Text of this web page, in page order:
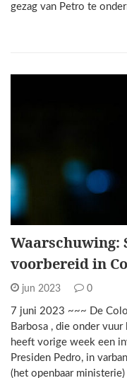
gezag van Petro te
Waarschuwing:
voorbereid in
jun 2023 0
7 juni 2023 ~~~ De
Barbosa , die onder
heeft vorige week een
Presiden Pedro, in
(het openbaar ministerie)